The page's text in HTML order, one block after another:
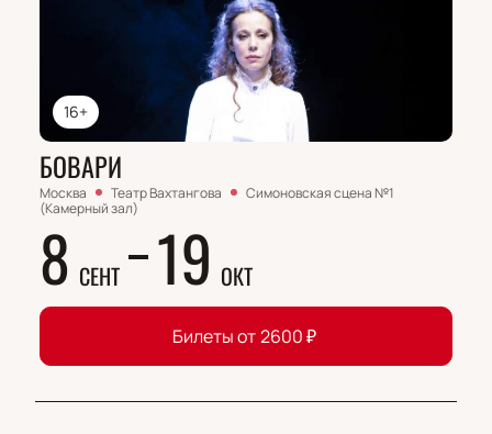
16+
БОВАРИ
Москва Театр Вахтангова
Симоновская сцена №1
(Камерный зал)
8 СЕНТ 19 ОКТ
Билеты от 2600₽